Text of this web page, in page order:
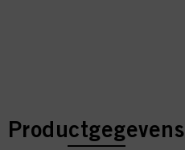
current tab:
current tab:
Productgegevens